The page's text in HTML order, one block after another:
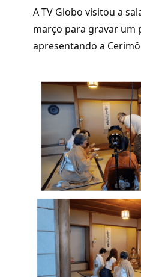
A TV Globo visitou a
março para gravar um
apresentando a